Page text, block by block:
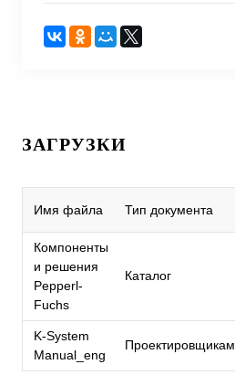
ЗАГРУЗКИ
Имя файла Тип документа
Компоненты
и решения
Pepperl-
Fuchs
Каталог
K-System
Manual_eng
Проектировщикам